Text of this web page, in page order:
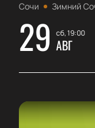
Сочи Зимний
29 сб, 19:00
АВГ